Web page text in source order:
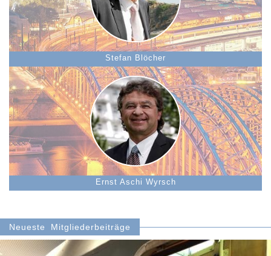
Stefan Blöcher
Ernst Aschi Wyrsch
Neueste Mitgliederbeiträge